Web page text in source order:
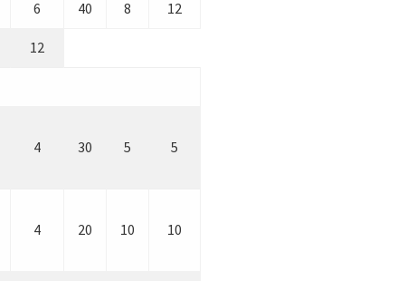
6 40 8 12
12
4 30 5 5
4 20 10 10